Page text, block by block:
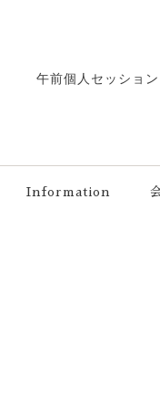
午前個人セッショ
Information